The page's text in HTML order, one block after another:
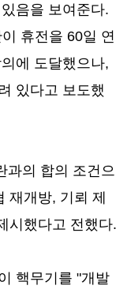
음을 보여준다.
휴전을 60일 연
에 도달했으나,
있다고 보도했
과의 합의 조건으
재개방, 기뢰 제
시했다고 전했다.
핵무기를 "개발